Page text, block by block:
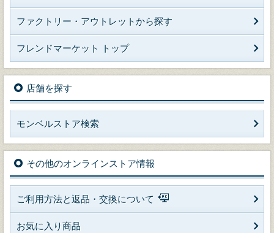
ファクトリー・アウトレットから探す
フレンドマーケット トップ
店舗を探す
モンベルストア検索
その他のオンラインストア情報
ご利用方法と返品・交換について
お気に入り商品